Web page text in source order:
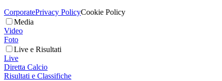
CorporatePrivacy PolicyCookie Policy
Media
Video
Foto
Live e Risultati
Live
Diretta Calcio
Risultati e Classifiche